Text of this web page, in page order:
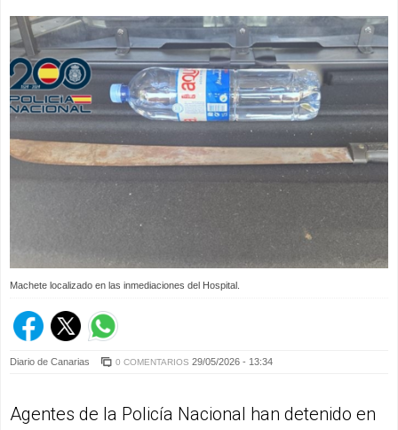
Machete localizado en las inmediaciones del Hospital.
Diario de Canarias 0 COMENTARIOS 29/05/2026 - 13:34
Agentes de la Policía Nacional han detenido en